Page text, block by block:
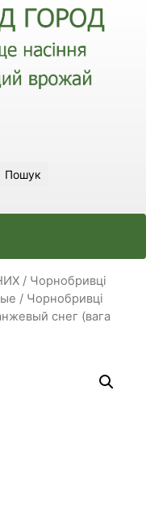
Пошук
/ Чорнобривці
/ Чорнобривці
снег (вага